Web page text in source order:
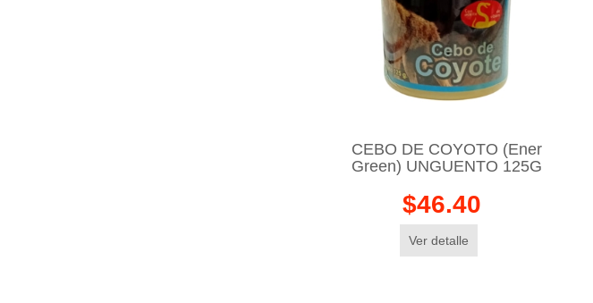
CEBO DE COYOTO (Ener
Green) UNGUENTO 125G
$46.40
Ver detalle